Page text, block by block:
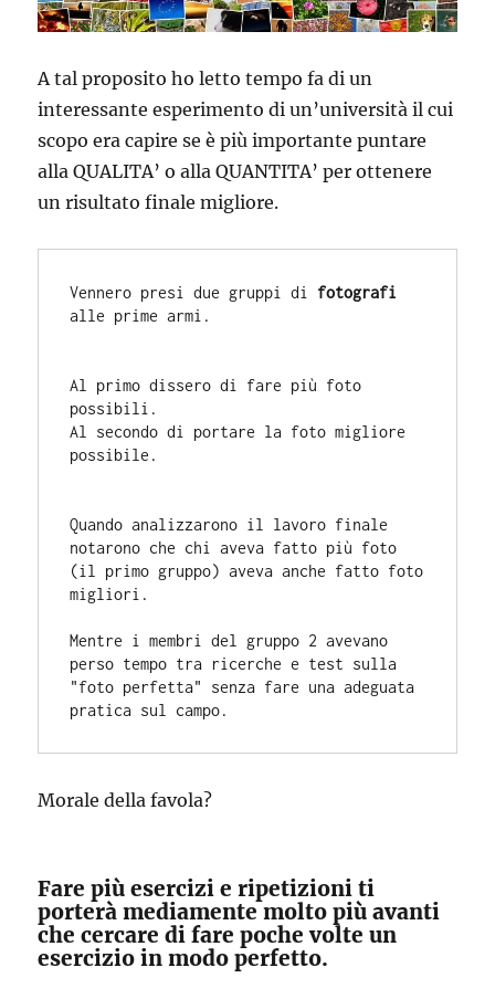
A tal proposito ho letto tempo fa di un
interessante esperimento di un’università il cui
scopo era capire se è più importante puntare
alla QUALITA’ o alla QUANTITA’ per ottenere
un risultato finale migliore.
Vennero presi due gruppi di fotografi
alle prime armi.
Al primo dissero di fare più foto
possibili.
Al secondo di portare la foto migliore
possibile.
Quando analizzarono il lavoro finale
notarono che chi aveva fatto più foto
(il primo gruppo) aveva anche fatto foto
migliori.
Mentre i membri del gruppo 2 avevano
perso tempo tra ricerche e test sulla
"foto perfetta" senza fare una adeguata
pratica sul campo.
Morale della favola?
Fare più esercizi e ripetizioni ti
porterà mediamente molto più avanti
che cercare di fare poche volte un
esercizio in modo perfetto.